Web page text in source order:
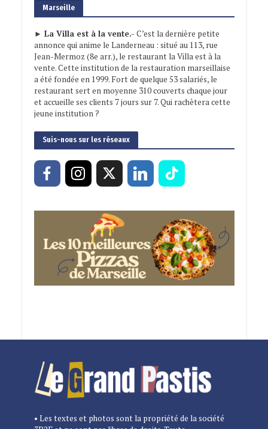
Marseille
► La Villa est à la vente.- C’est la dernière petite
annonce qui anime le Landerneau : situé au 113, rue
Jean-Mermoz (8e arr.), le restaurant la Villa est à la
vente. Cette institution de la restauration marseillaise
a été fondée en 1999. Fort de quelque 53 salariés, le
restaurant sert en moyenne 310 couverts chaque jour
et accueille ses clients 7 jours sur 7. Qui rachètera cette
jeune institution ?
Suis-nous sur les réseaux
• Les textes et photos sont la propriété de la société